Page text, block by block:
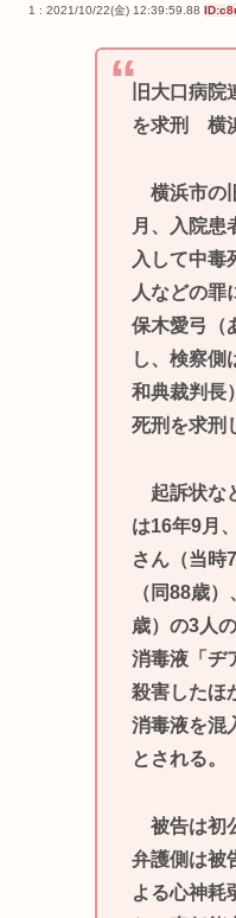
1 : 2021/10/22(金) 12:39:59.88
旧大口病
を求刑 横
横浜市の
月、入院患
入して中毒
人などの罪
保木愛弓（
し、検察側
和典裁判長
死刑を求刑
起訴状な
は16年9月
さん（当時
（同88歳
歳）の3人
消毒液「ヂ
殺害したほ
消毒液を混
とされる。
被告は初
弁護側は被
よる心神耗